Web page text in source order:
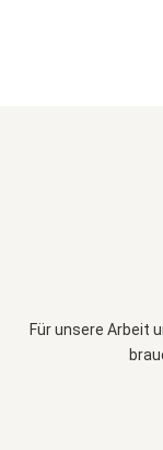
Für unsere Arbeit